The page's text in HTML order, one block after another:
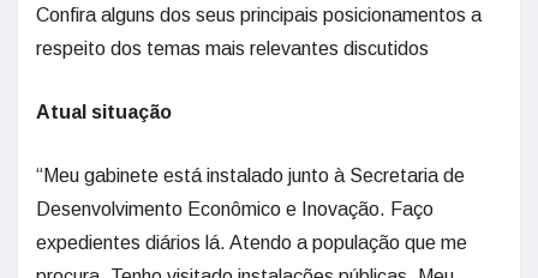
Confira alguns dos seus principais posicionamentos a
respeito dos temas mais relevantes discutidos
Atual situação
“Meu gabinete está instalado junto à Secretaria de
Desenvolvimento Econômico e Inovação. Faço
expedientes diários lá. Atendo a população que me